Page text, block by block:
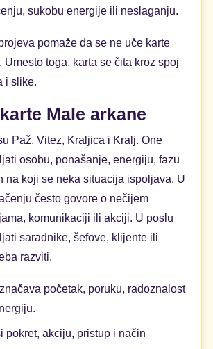
sukobu energije ili neslaganju.
pomaže da se ne uče karte
Umesto toga, karta se čita kroz spoj
i slike.
Male arkane
Paž, Vitez, Kraljica i Kralj. One
osobu, ponašanje, energiju, fazu
na koji se neka situacija ispoljava. U
često govore o nečijem
komunikaciji ili akciji. U poslu
saradnike, šefove, klijente ili
razviti.
početak, poruku, radoznalost
pokret, akciju, pristup i način